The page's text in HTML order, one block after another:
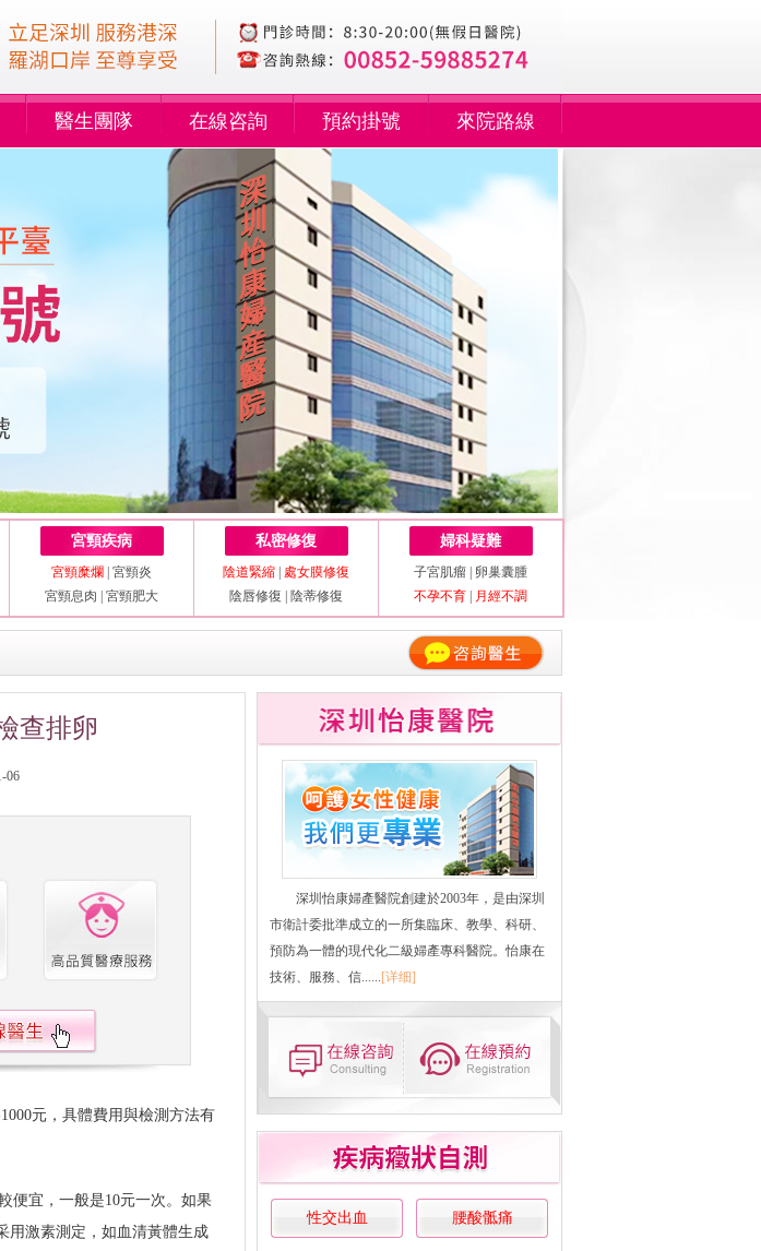
醫生團隊 在線咨詢 預約掛號 來院路線
宮頸疾病
宮頸糜爛
宮頸炎
宮頸息肉
宮頸肥大
私密修復
陰道緊縮
處女膜修復
陰唇修復
陰蒂修復
婦科疑難
子宮肌瘤
卵巢囊腫
不孕不育
月經不調
查排卵
06
元，具體費用與檢測方法有
便宜，一般是10元一次。如果
用激素測定，如血清黃體生成
深圳怡康婦產醫院創建於2003年，是由深圳
市衛計委批準成立的一所集臨床、教學、科研、
預防為一體的現代化二級婦產專科醫院。怡康在
技術、服務、信...... [详细]
性交出血 腰酸骶痛